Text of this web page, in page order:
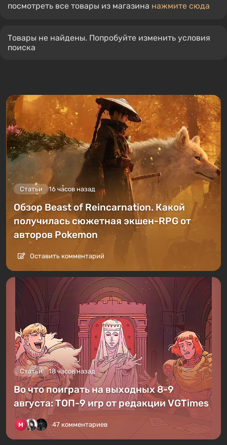
посмотреть все товары из магазина нажмите сюда
Товары не найдены. Попробуйте изменить условия
поиска
Статьи 16 часов назад
Обзор Beast of Reincarnation. Какой
получилась сюжетная экшен-RPG от
авторов Pokemon
Оставить комментарий
Статьи 18 часов назад
Во что поиграть на выходных 8-9
августа: ТОП-9 игр от редакции VGTimes
47 комментариев